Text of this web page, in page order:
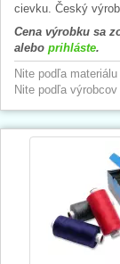
cievku. Český
Cena výrobku sa
alebo prihláste.
Nite podľa materiálu
Nite podľa výrobcov